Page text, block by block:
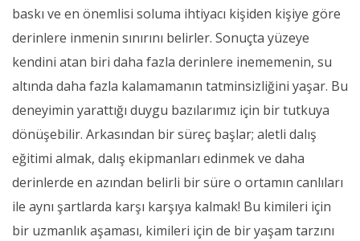
baskı ve en önemlisi soluma ihtiyacı kişiden kişiye göre
derinlere inmenin sınırını belirler. Sonuçta yüzeye
kendini atan biri daha fazla derinlere inememenin, su
altında daha fazla kalamamanın tatminsizliğini yaşar. Bu
deneyimin yarattığı duygu bazılarımız için bir tutkuya
dönüşebilir. Arkasından bir süreç başlar; aletli dalış
eğitimi almak, dalış ekipmanları edinmek ve daha
derinlerde en azından belirli bir süre o ortamın canlıları
ile aynı şartlarda karşı karşıya kalmak! Bu kimileri için
bir uzmanlık aşaması, kimileri için de bir yaşam tarzını